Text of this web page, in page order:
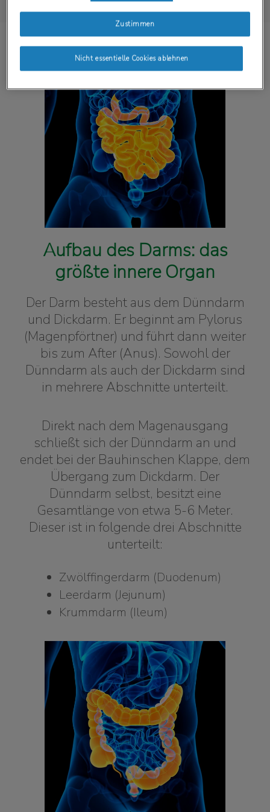
Aufbau des Darms: das
größte innere Organ
Der Darm besteht aus dem Dünndarm
und Dickdarm. Er beginnt am Pylorus
(Magenpförtner) und führt dann weiter
bis zum After (Anus). Sowohl der
Dünndarm als auch der Dickdarm sind
in mehrere Abschnitte unterteilt.
Direkt nach dem Magenausgang
schließt sich der Dünndarm an und
endet bei der Bauhinschen Klappe, dem
Übergang zum Dickdarm. Der
Dünndarm selbst, besitzt eine
Gesamtlänge von etwa 5-6 Meter.
Dieser ist in folgende drei Abschnitte
unterteilt:
Zwölffingerdarm (Duodenum)
Leerdarm (Jejunum)
Krummdarm (Ileum)
Nicht essentielle Cookies ablehnen
Zustimmen